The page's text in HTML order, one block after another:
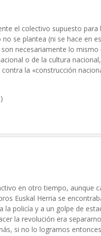
el colectivo supuesto
no se plantea (ni se hace en
necesariamente lo
o de la cultura
la «construcción
en otro tiempo, aunque
Euskal Herria se
la policía y a un golpe de
la revolución era
si no lo logramos